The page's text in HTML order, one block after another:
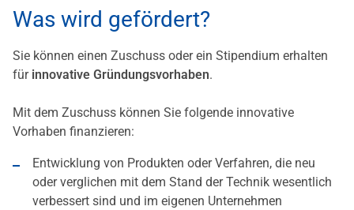
Was wird gefördert?
Sie können einen Zuschuss oder ein Stipendium erhalten
für innovative Gründungsvorhaben.
Mit dem Zuschuss können Sie folgende innovative
Vorhaben finanzieren:
Entwicklung von Produkten oder Verfahren, die neu
oder verglichen mit dem Stand der Technik wesentlich
verbessert sind und im eigenen Unternehmen